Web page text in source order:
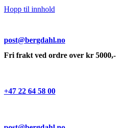
Hopp til innhold
post@bergdahl.no
Fri frakt ved ordre over kr 5000,-
+47 22 64 58 00